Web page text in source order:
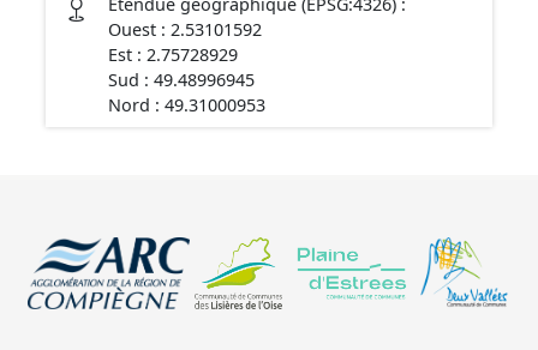
Ouest : 2.53101592
Est : 2.75728929
Sud : 49.48996945
Nord : 49.31000953